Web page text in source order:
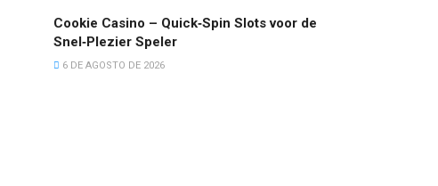
Cookie Casino – Quick‑Spin Slots voor de
Snel‑Plezier Speler
6 DE AGOSTO DE 2026